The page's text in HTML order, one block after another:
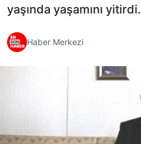
yaşında yaşamını yitirdi.
Haber Merkezi